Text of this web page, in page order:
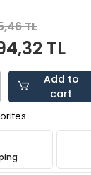
TL
TL
Add to
cart